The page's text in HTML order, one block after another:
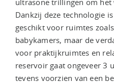
ultrasone trillingen om het
Dankzij deze technologie
geschikt voor ruimtes
babykamers, maar de
voor praktijkruimtes en
reservoir gaat ongeveer 3
tevens voorzien van een